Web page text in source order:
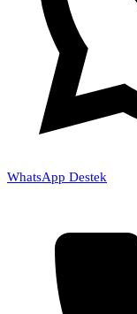
WhatsApp Destek